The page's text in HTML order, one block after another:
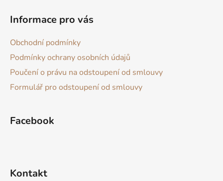
Informace pro vás
Obchodní podmínky
Podmínky ochrany osobních údajů
Poučení o právu na odstoupení od smlouvy
Formulář pro odstoupení od smlouvy
Facebook
Kontakt